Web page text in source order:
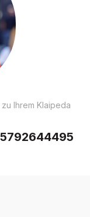
Ihrem Klaipeda